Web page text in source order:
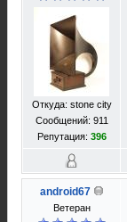
Откуда: stone city
Сообщений: 911
Репутация: 396
android67
Ветеран